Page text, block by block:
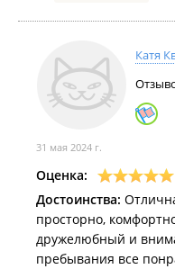
Катя
31 мая 2024 г.
Оценка:
Достоинства:
просторно,
дружелюбный и
пребывания все